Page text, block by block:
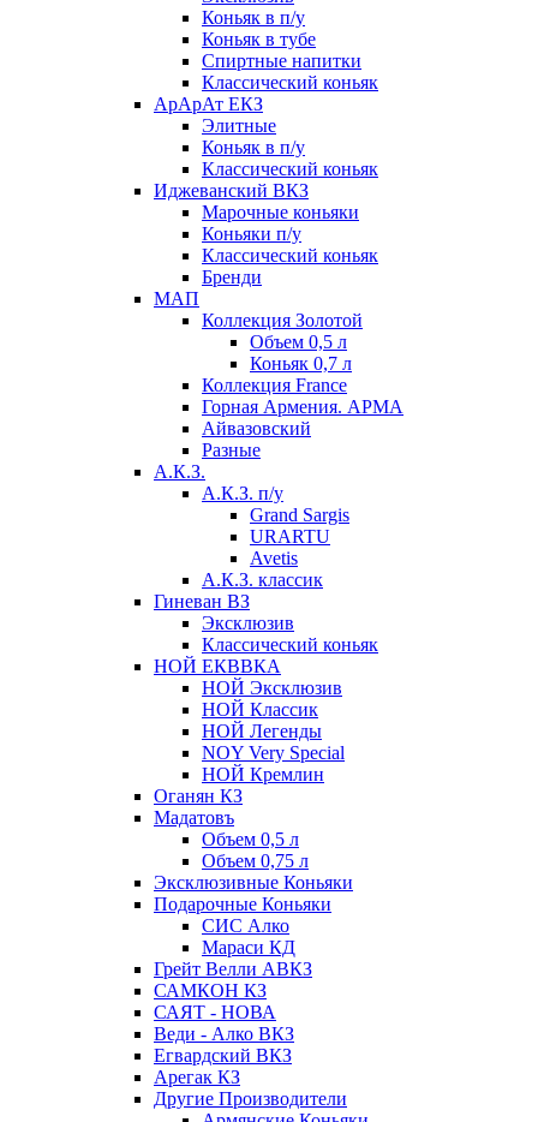
Коньяк в п/у
Коньяк в тубе
Спиртные напитки
Классический коньяк
АрАрАт ЕКЗ
Элитные
Коньяк в п/у
Классический коньяк
Иджеванский ВКЗ
Марочные коньяки
Коньяки п/у
Классический коньяк
Бренди
МАП
Коллекция Золотой
Объем 0,5 л
Коньяк 0,7 л
Коллекция France
Горная Армения. АРМА
Айвазовский
Разные
А.К.З.
А.К.З. п/у
Grand Sargis
URARTU
Avetis
А.К.З. классик
Гиневан ВЗ
Эксклюзив
Классический коньяк
НОЙ ЕКВВКА
НОЙ Эксклюзив
НОЙ Классик
НОЙ Легенды
NOY Very Speсial
НОЙ Кремлин
Оганян КЗ
Мадатовъ
Объем 0,5 л
Объем 0,75 л
Эксклюзивные Коньяки
Подарочные Коньяки
СИС Алко
Мараси КД
Грейт Велли АВКЗ
САМКОН КЗ
САЯТ - НОВА
Веди - Алко ВКЗ
Егвардский ВКЗ
Арегак КЗ
Другие Производители